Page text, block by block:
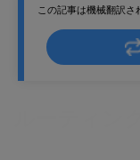
この記事は機械翻訳さ